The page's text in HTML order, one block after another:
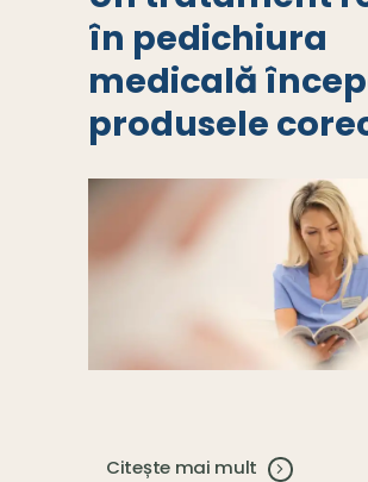
în pedichiura
medicală
produsele
Citește mai mult